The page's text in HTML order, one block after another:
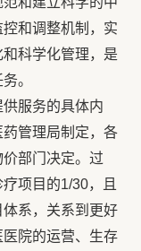
和调整机制，实
科学化管理，是
。
服务的具体内
管理局制定，各
部门决定。过
项目的1/30，且
系，关系到更好
院的运营、生存